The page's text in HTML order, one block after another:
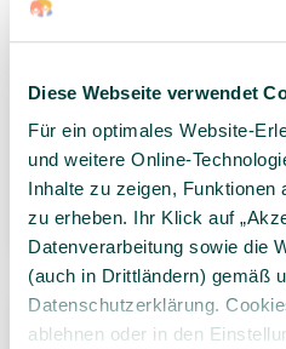
Diese Webseite verwendet
Für ein optimales Website-
und weitere Online-
Inhalte zu zeigen, Funktionen
zu erheben. Ihr Klick auf
Datenverarbeitung sowie die
(auch in Drittländern) gemäß
Datenschutzerklärung.
ablehnen oder in den
GOKI Zaubertafeln, 19 x
13 x 0,4 cm, 50 Stück
39,99 €*
50 Stück
(0,80 €* / 1